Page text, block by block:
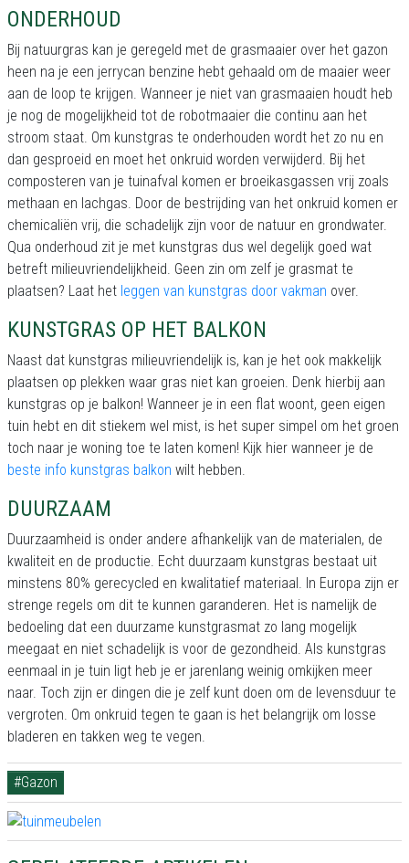
ONDERHOUD
Bij natuurgras kan je geregeld met de grasmaaier over het gazon
heen na je een jerrycan benzine hebt gehaald om de maaier weer
aan de loop te krijgen. Wanneer je niet van grasmaaien houdt heb
je nog de mogelijkheid tot de robotmaaier die continu aan het
stroom staat. Om kunstgras te onderhouden wordt het zo nu en
dan gesproeid en moet het onkruid worden verwijderd. Bij het
composteren van je tuinafval komen er broeikasgassen vrij zoals
methaan en lachgas. Door de bestrijding van het onkruid komen er
chemicaliën vrij, die schadelijk zijn voor de natuur en grondwater.
Qua onderhoud zit je met kunstgras dus wel degelijk goed wat
betreft milieuvriendelijkheid. Geen zin om zelf je grasmat te
plaatsen? Laat het leggen van kunstgras door vakman over.
KUNSTGRAS OP HET BALKON
Naast dat kunstgras milieuvriendelijk is, kan je het ook makkelijk
plaatsen op plekken waar gras niet kan groeien. Denk hierbij aan
kunstgras op je balkon! Wanneer je in een flat woont, geen eigen
tuin hebt en dit stiekem wel mist, is het super simpel om het groen
toch naar je woning toe te laten komen! Kijk hier wanneer je de
beste info kunstgras balkon wilt hebben.
DUURZAAM
Duurzaamheid is onder andere afhankelijk van de materialen, de
kwaliteit en de productie. Echt duurzaam kunstgras bestaat uit
minstens 80% gerecycled en kwalitatief materiaal. In Europa zijn er
strenge regels om dit te kunnen garanderen. Het is namelijk de
bedoeling dat een duurzame kunstgrasmat zo lang mogelijk
meegaat en niet schadelijk is voor de gezondheid. Als kunstgras
eenmaal in je tuin ligt heb je er jarenlang weinig omkijken meer
naar. Toch zijn er dingen die je zelf kunt doen om de levensduur te
vergroten. Om onkruid tegen te gaan is het belangrijk om losse
bladeren en takken weg te vegen.
#Gazon